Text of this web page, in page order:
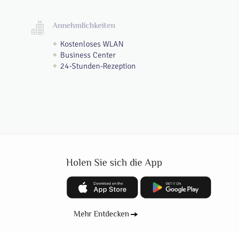
Annehmlichkeiten
Kostenloses WLAN
Business Center
24-Stunden-Rezeption
Holen Sie sich die App
Mehr Entdecken